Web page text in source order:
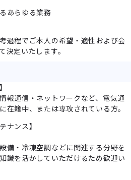
あらゆる業務
過程でご本人の希望・適性および会
決定いたします。
報通信・ネットワークなど、電気通
在籍中、または専攻されている方。
ナンス】
備・冷凍空調などに関連する分野を
識を活かしていただけるため歓迎い